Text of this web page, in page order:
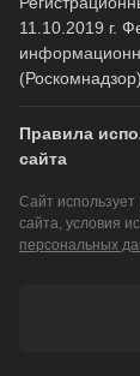
11.10.2019 г.
(Роскомнадзор)
Правила
сайта
Сайт
сайта, условия
персональных